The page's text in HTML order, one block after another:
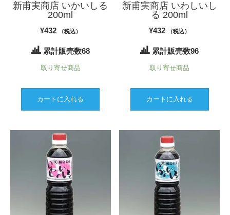
新甫実商店 いかいしる
200ml
¥432 （税込）
累計販売数68
取り寄せ商品
カートに入れる
新甫実商店 いわしいし
る 200ml
¥432 （税込）
累計販売数96
取り寄せ商品
カートに入れる